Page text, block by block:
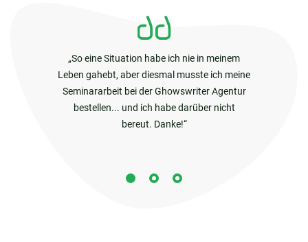
So eine Situation habe ich nie in meinem
Leben gahebt, aber diesmal musste ich meine
Seminararbeit bei der Ghowswriter Agentur
bestellen... und ich habe darüber nicht
bereut. Danke!